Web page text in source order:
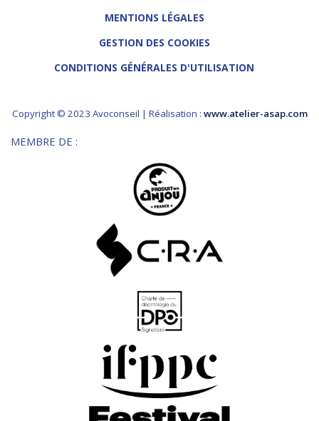
MENTIONS LÉGALES
GESTION DES COOKIES
CONDITIONS GÉNÉRALES D'UTILISATION
Copyright © 2023 Avoconseil | Réalisation : www.atelier-asap.com
MEMBRE DE :